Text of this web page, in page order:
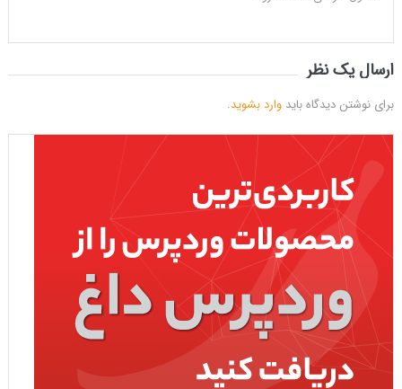
ارسال یک نظر
برای نوشتن دیدگاه باید وارد بشوید.